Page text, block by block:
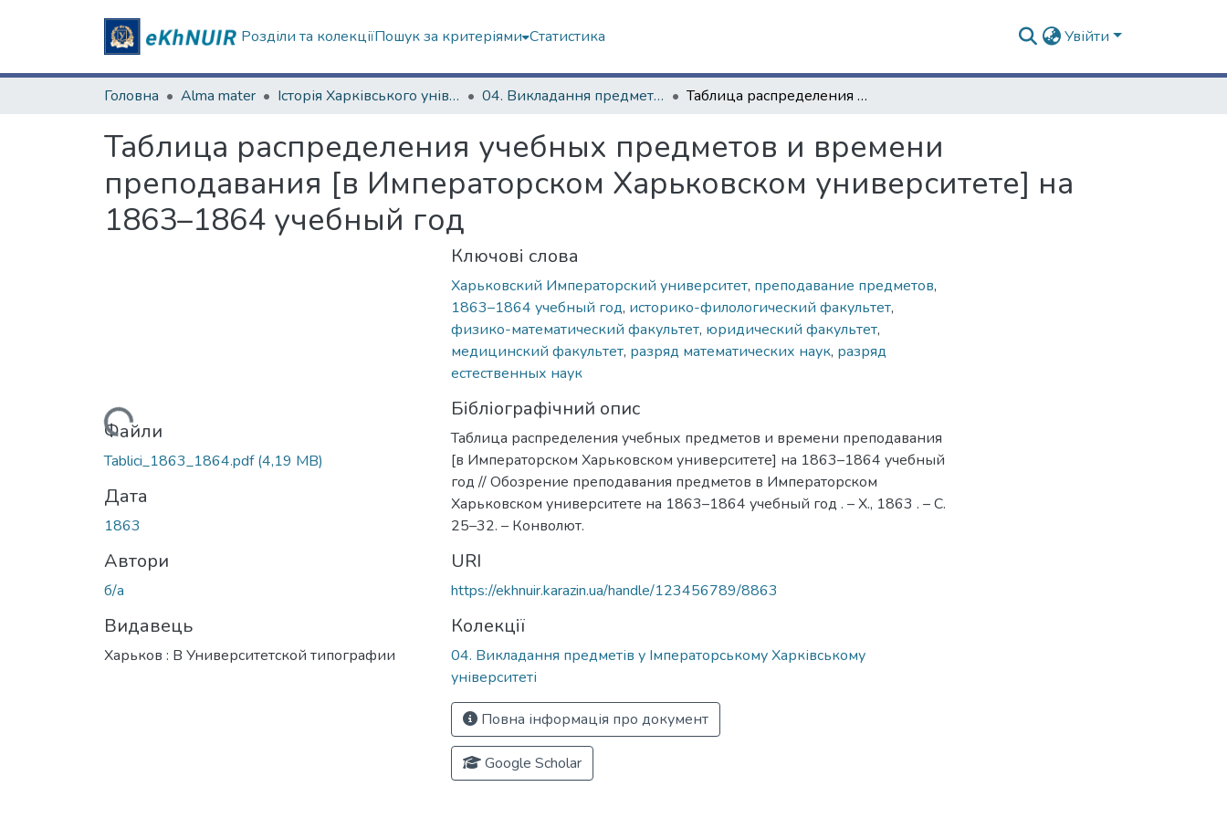
Розділи та колекціїПошук за критеріями Статистика Увійти
Головна Alma mater Історія Харківського університету 04. Викладання предметів у Імператорському Харківському університеті Таблица распределения учебных предметов и времени преподавания [в Императорском Харьковском университете] на 1863–1864 учебный год
Таблица распределения учебных предметов и времени
преподавания [в Императорском Харьковском университете] на
1863–1864 учебный год
Вантажиться...
Файли
Tablici_1863_1864.pdf(4,19 MB)
Дата
1863
Автори
б/а
Видавець
Харьков : В Университетской типографии
Ключові слова
Харьковский Императорский университет, преподавание предметов,
1863–1864 учебный год, историко-филологический факультет,
физико-математический факультет, юридический факультет,
медицинский факультет, разряд математических наук, разряд
естественных наук
Бібліографічний опис
Таблица распределения учебных предметов и времени преподавания
[в Императорском Харьковском университете] на 1863–1864 учебный
год // Обозрение преподавания предметов в Императорском
Харьковском университете на 1863–1864 учебный год . – Х., 1863 . – С.
25–32. – Конволют.
URI
https://ekhnuir.karazin.ua/handle/123456789/8863
Колекції
04. Викладання предметів у Імператорському Харківському
університеті
Повна інформація про документ
Google Scholar